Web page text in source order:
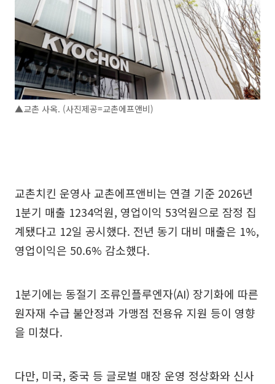
▲교촌 사옥. (사진제공=교촌에프앤비)
교촌치킨 운영사 교촌에프앤비는 연결 기준 2026년
1분기 매출 1234억원, 영업이익 53억원으로 잠정 집
계됐다고 12일 공시했다. 전년 동기 대비 매출은 1%,
영업이익은 50.6% 감소했다.
1분기에는 동절기 조류인플루엔자(AI) 장기화에 따른
원자재 수급 불안정과 가맹점 전용유 지원 등이 영향
을 미쳤다.
다만, 미국, 중국 등 글로벌 매장 운영 정상화와 신사